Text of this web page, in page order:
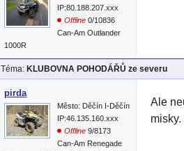
IP:80.188.207.xxx
Offline 0/10836
Can-Am Outlander
1000R
Téma: KLUBOVNA POHODÁŘŮ ze severu
pirda
Město: Děčín I-Děčín
IP:46.135.160.xxx
Offline 9/8173
Can-Am Renegade
Ale
misky.